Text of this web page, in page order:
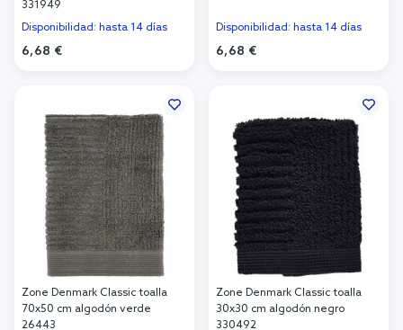
331949
Disponibilidad: hasta 14 días
6,68 €
Disponibilidad: hasta 14 días
6,68 €
Zone Denmark Classic toalla
70x50 cm algodón verde
26443
Zone Denmark Classic toalla
30x30 cm algodón negro
330492